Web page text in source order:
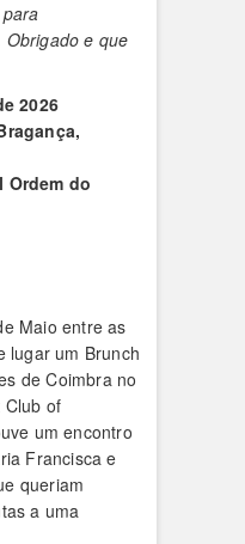
Obrigado e que
2026
Ordem do
Maio entre as
lugar um Brunch
de Coimbra no
Club of
um encontro
Francisca e
queriam
a uma